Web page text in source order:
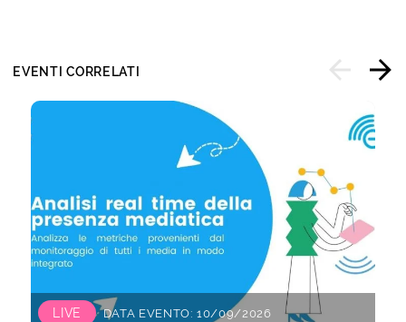
EVENTI CORRELATI
LIVE DATA EVENTO: 10/09/2026